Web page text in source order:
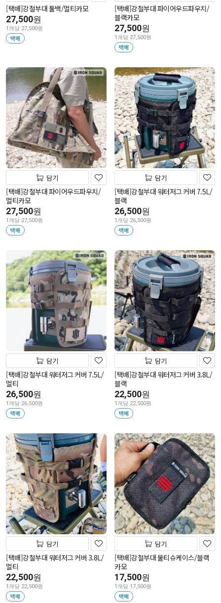
[택배]강철부대 툴백/멀티카모
27,500원
1개당 27,500원
택배
[택배]강철부대 파이어우드파우치/
블랙카모
27,500원
1개당 27,500원
택배
담기
[택배]강철부대 파이어우드파우치/
멀티카모
27,500원
1개당 27,500원
택배
담기
[택배]강철부대 워터저그 커버 7.5L/
블랙
26,500원
1개당 26,500원
택배
담기
[택배]강철부대 워터저그 커버 7.5L/
멀티
26,500원
1개당 26,500원
택배
담기
[택배]강철부대 워터저그 커버 3.8L/
블랙
22,500원
1개당 22,500원
택배
담기
[택배]강철부대 워터저그 커버 3.8L/
멀티
22,500원
1개당 22,500원
택배
담기
[택배]강철부대 물티슈케이스/블랙
카모
17,500원
1개당 17,500원
택배